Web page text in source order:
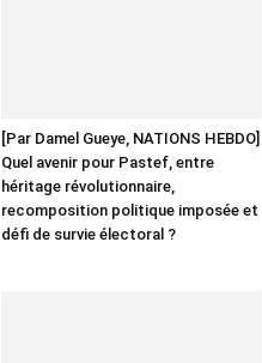
[Par Damel Gueye, NATIONS HEBDO]
Quel avenir pour Pastef, entre
héritage révolutionnaire,
recomposition politique imposée et
défi de survie électoral ?